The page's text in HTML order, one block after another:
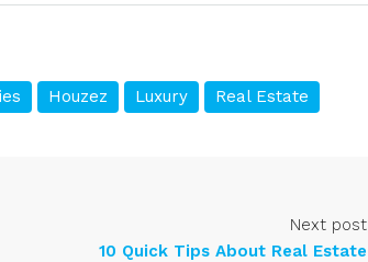
Houzez Luxury Real Estate
Next post
10 Quick Tips About Real Estate